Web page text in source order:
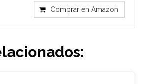
Comprar en Amazon